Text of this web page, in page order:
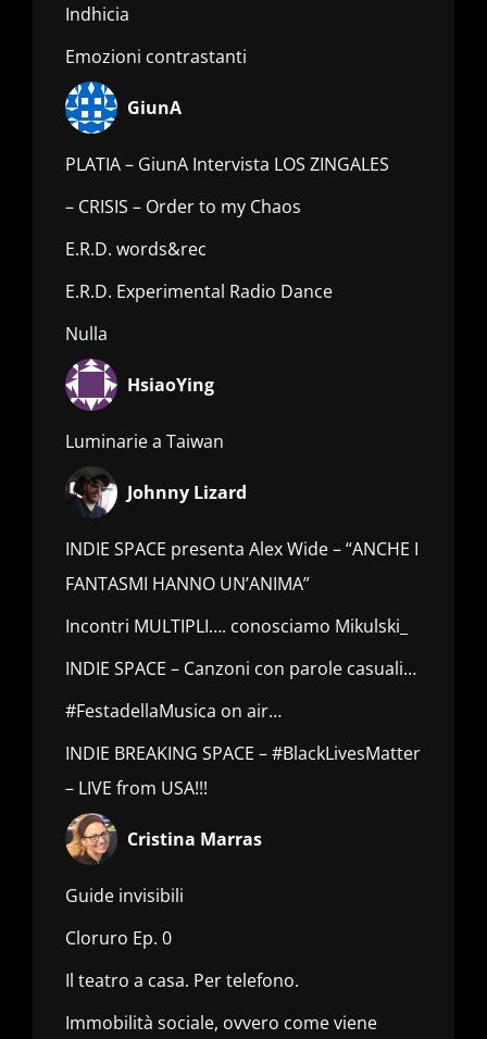
Indhicia
Emozioni contrastanti
GiunA
PLATIA – GiunA Intervista LOS ZINGALES
– CRISIS – Order to my Chaos
E.R.D. words&rec
E.R.D. Experimental Radio Dance
Nulla
HsiaoYing
Luminarie a Taiwan
Johnny Lizard
INDIE SPACE presenta Alex Wide – “ANCHE I
FANTASMI HANNO UN’ANIMA”
Incontri MULTIPLI…. conosciamo Mikulski_
INDIE SPACE – Canzoni con parole casuali…
#FestadellaMusica on air…
INDIE BREAKING SPACE – #BlackLivesMatter
– LIVE from USA!!!
Cristina Marras
Guide invisibili
Cloruro Ep. 0
Il teatro a casa. Per telefono.
Immobilità sociale, ovvero come viene